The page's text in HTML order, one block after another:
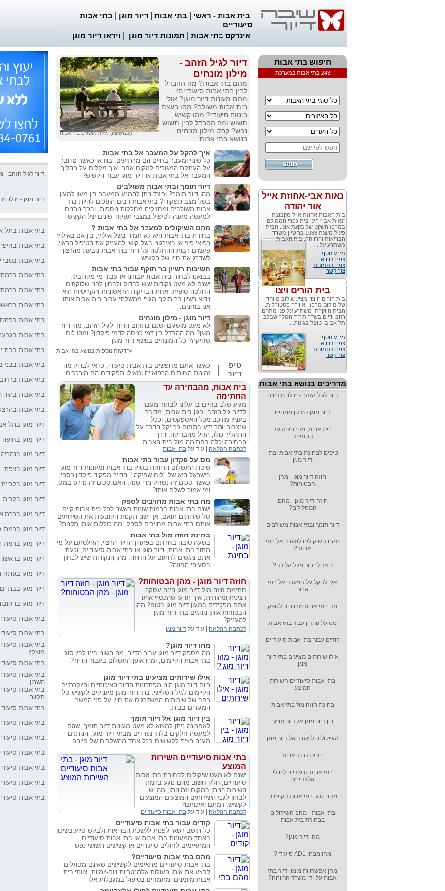
בית אבות - ראשי
בתי אבות דיור מוגן
בתי אבות
סיעודיים
אינדקס בתי אבות
תמונות דיור מוגן וידאו דיור מוגן
חיפוש בתי אבות
243 בתי אבות במערכת
נאות אבי-אחוזת אייל
אור יהודה
בית האבות אחוזת אייל מקבוצת
"נאות אבי" הינו בית כפרי הממוקם
במרכז השקט של בקעת אונו. הבית
פעיל משנת 1988 ברישיון משרד
הבריאות והרווחה. בית האבות
משתרע על...
מידע נוסף
צפה בוידאו
צפה בתמונות
צור קשר
בית הורים ויצו
בית הורים "ויצו" מציע שילוב מיוחד
של מיקום מרכזי ואווירה פסטורלית.
הבית היוקרתי משתרע על פני מתחם
רחב ידיים בשדרות דוד המלך שבלב
תל אביב, טובל בגינות...
מידע נוסף
צפה בוידאו
צפה בתמונות
צור קשר
מדריכים בנושא בתי אבות
דיור לגיל הזהב - מילון מונחים
דיור מוגן - מילון מונחים
בית אבות, מהבחירה עד
החתימה
טיפים לבחינת בתי אבות ובתי
דיור מוגן
חוזה דיור מוגן - מהן
הבטוחות?
חוזה דיור מוגן - מהם
המסלולים?
דיור תומך ובתי אבות משולבים
מהם השיקולים למעבר אל בתי
אבות ?
כיצד לבחור מקל הליכה?
איך להקל על המעבר אל בתי
אבות
מה בתי אבות מחויבים לספק
מס על פקדון עבור בתי אבות
קודים עבור בתי אבות סיעודיים
אילו שירותים מציעים בתי דיור
מוגן
בתי אבות סיעודיים השירות
המוצע
בחינת חוזה מול בתי אבות
בין דיור מוגן אל דיור תומך
השיקולים למעבר אל דיור מוגן
בחירת בתי אבות
בתי אבות סיעודיים לחולי
אלצהיימר
מהם סוגי בתי אבות הקיימים
בתי אבות - מהם השיקולים
בבחירת בית אבות
מהו דיור מוגן?
מהו מבחן ADL סיעודי?
מהן אפשרויות מימון דיור בתי
אבות על-ידי משרד הרווחה?
דיור לגיל הזהב -
מילון מונחים
מהם בתי אבות? מה ההבדל
לבין בתי אבות סיעודיים?
מהם מעונות דיור מוגן? אולי
בית אבות משולב? מהו בעצם
ביטוח סיעודי? מהו קשיש
תשוש ומה ההבדל לבין תשוש
נפש? קבלו מילון מונחים
בנושא בתי אבות
מילון מושגים בתי אבות (katch12)
איך להקל על המעבר אל בתי אבות
כל שינוי ומעבר בחיים הם מרתיעים, בוודאי כאשר מדובר
על העתקת המגורים למקום אחר. איך מקלים על תהליך
המעבר אל בתי אבות או דיור מוגן עבור הקשיש?
דיור תומך ובתי אבות משולבים
מהו דיור תומך? וכיצד ניתן להמנע ממעבר בין מעון למעון
בשל מצב תפקודי? בתי אבות רבים הופכים להיות בתי
אבות משולבים ומחזיקים מחלקות נוספות, ובכך נותנים
למעשה מענה לטיפול במצבי תפקוד שונים של הקשיש
מהם השיקולים למעבר אל בתי אבות ?
בחירת בתי אבות היא לא תמיד בשל אילוץ, בין אם באילוץ
רפואי פיזי או באירגוני בשל קושי להעניק את הטיפול הראוי,
פעמים רבות ההחלטה על דיור בתי אבות נובעת מהרצון
לשדרג את חייו של הקשיש
חשיבות רשיון בר תוקף עבור בתי אבות
בבואנו לבחור בית אבות עבורנו או עבור מי מקרובינו,
ישנם לא מעט נקודות שיש לבדוק ולבחון לפני שלוקחים
החלטה סופית. אחת הבדיקות הראשוניות והקריטיות היא
וידוא רשיון בר תוקף מגוף ממשלתי עבור בית אבות אותו
אנו בוחנים.
דיור מוגן - מילון מונחים
לא מעט מושגים ישנם בתחום הדיור לגיל הזהב. מהו דיור
מוגן? מה ההבדל בין דמי כניסה לדמי פיקדון? ומהו לוח
שחיקה? כל המונחים בנושא דיור מוגן
»חדשות נוספות בנושא בתי אבות
טיפ
דיור
|
כאשר אתם מחפשים בית אבות סיעודי, כדאי לבדוק מה
זמינות הצוותים הרפואיים ומאילו תפקידים הם מורכבים
בית אבות, מהבחירה עד
החתימה
מגיע שלב בחיים בו עלינו לבחור מעבר
לדיור גיל הזהב, כגון בית אבות, מדובר
בעניין מורכב מכל האספקטים, וככל
שנצבור יותר ידע בתחום כך יקל הדבר על
התהליך כולו, החל מהבדיקה, דרך
הבחירה וכלה בחתימה מול בית האבות
לכתבה המלאה | עוד על בתי אבות
מס על פקדון עבור בתי אבות
שיטת התשלום הרווחת בשוק בתי אבות ומעונות דיור מוגן
בישראל היא של "לוח שחיקה". הדייר מפקיד פיקדון כספי,
כאשר סכום זה נשחק מדי שנה, האם סכום זה נדרש במס,
ומי אמור לשלם אותו?
מה בתי אבות מחויבים לספק
ישנם בתי אבות ברמות שונות כאשר לכל בית אבות קיים
סל שירותים תואם, אך ישנן תקנות הקובעות את השירותים
אותם בתי אבות מחויבים לספק. מה כוללות אותן תקנות?
בחינת חוזה מול בתי אבות
בשעה טובה בחרתם בפתרון הדיור הרצוי, החלטתם על מי
מתוך בתי אבות, דיור מוגן או בתי אבות סיעודיים, וכעת
אתם ניגשים לחתום על החוזה. מהן הנקודות שיש לבחון
בסעיפי החוזה?
חוזה דיור מוגן - מהן הבטוחות?
חתימת חוזה מול דיור מוגן הינה עסקה
רצינית ומהותית, איך תדעו שהכסף אותו
אתם מפקידים במעון דיור מוגן בטוח? מהן
הבטוחות אותן נוהגים בתי דיור מוגן
להעניק?
לכתבה המלאה | עוד על דיור מוגן
מהו דיור מוגן?
מה מספק דיור מוגן עבור הדייר, מה השוני בינו לבין סוגי
בתי אבות הקיימים, ומהו אופן התשלום בעבור הדיור?
אילו שירותים מציעים בתי דיור מוגן
כיום דיור מוגן הינו מפתרונות הדיור האיכותיים והיוקרתיים
הקיימים לגיל השלישי. בתי דיור מוגן מעניקים לקשיש סל
רחב של שירותים המשדרגים את חייו על פני המשך
המגורים בבית.
בין דיור מוגן אל דיור תומך
לאחרונה ניתן למצוא לא מעט מעונות דיור תומך, שהם
למעשה חלקים בלתי נפרדים מבתי דיור מוגן, הנותנים
מענה רציף לקשישים בכל אחד מהשלבים של חייהם.
בתי אבות סיעודיים השירות
המוצע
ישנם לא מעט שיקולים לבחירת בתי אבות
סיעודיים, חלק חשוב מהם נוגע ברמת
השירות הניתן במקום וזמינותו, מה יש
לבחון לגבי השירותים המוצעים המוצעים
לקשיש, רמתם ואיכותם?
לכתבה המלאה| עוד עלבתי אבות סיעודיים
קודים עבור בתי אבות סיעודיים
כל תושב רשאי לפנות ללשכת הבריאות ולבקש סיוע בשיכון
באחד ממעונות בתי אבות או בתי אבות סיעודיים,
המתאימים לחולים סיעודיים או קשישים תשושי נפש.
מהם בתי אבות סיעודיים?
בתי אבות סיעודיים מתאימים לקשישים שאינם מסוגלים
לבצע את אותן פעולות אלמנטריות ויום-יומיות, צוותי בית
אבות מיומנים ומתמחים בטיפול במגבלות אלו
בית אבות,
דיור מוגן
דיור תומך ובתי
אבות ?
התפתחות ענף
אקדמוזס: אקדמיה
דיור תומך - חוליה
כ-50 בתי אבות
פועלים בישראל
דיור מוגן איכותי
כיצד לבחור מקל
אבות
הגיע הזמן לדאוג
דיור מוגן, אתם
אבות
מרוצים
מעבר אל בתי
בתי אבות בתל
בתי אבות בחיפה
בתי אבות
בתי אבות ברמת
בתי אבות ברמת
בתי אבות בראשון
בתי אבות בפתח
בתי אבות
בתי אבות בבת
בתי אבות בבני
בתי אבות
בתי אבות בהוד
בתי אבות
דיור מוגן בתל
דיור מוגן בחיפה
דיור מוגן בנהריה
דיור מוגן בצפת
דיור מוגן בקריית
דיור מוגן בקרית
דיור מוגן
דיור מוגן ברמת
דיור מוגן ברמת
דיור מוגן בראשון
דיור מוגן בפתח
דיור מוגן בבת ים
דיור מוגן
בתי אבות
בתי אבות
בתי אבות
מוצקין
בתי אבות
בתי אבות
השרון
בתי אבות
תקווה
בתי אבות
בתי אבות
בתי אבות
בתי אבות
בתי אבות
בתי אבות
בתי אבות